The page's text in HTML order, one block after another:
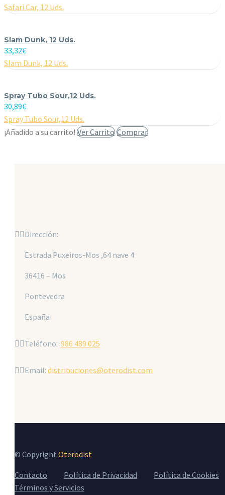
Safari Car, 12 Uds.
Slam Dunk, 12 Uds.
33,32€
Slam Dunk, 12 Uds.
Spray Tubo Sour,12 Uds.
30,89€
Spray Tubo Sour,12 Uds.
¡Añadido a su carrito! Ver Carrito Comprar
Dirección:
Estrada Puxeiros-Mos ,64 nave 4
36416 – Mos
Pontevedra
España
Teléfono: 986 489 025
Email: distribuciones@oterodist.com
© Copyright Oterodist
Contacto Política de Privacidad
Política de Cookies
Términos y Servicios